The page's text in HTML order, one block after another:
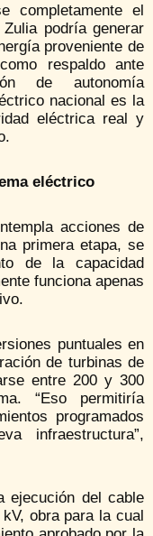
completamente el
podría generar
proveniente de
respaldo ante
de autonomía
nacional es la
eléctrica real y
eléctrico
acciones de
primera etapa, se
de la capacidad
funciona apenas
puntuales en
de turbinas de
entre 200 y 300
“Eso permitiría
programados
infraestructura”,
ejecución del cable
obra para la cual